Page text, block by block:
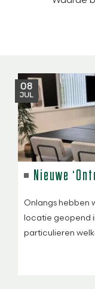
08
JUL
Nieuwe
Onlangs hebben
locatie geopend
particulieren